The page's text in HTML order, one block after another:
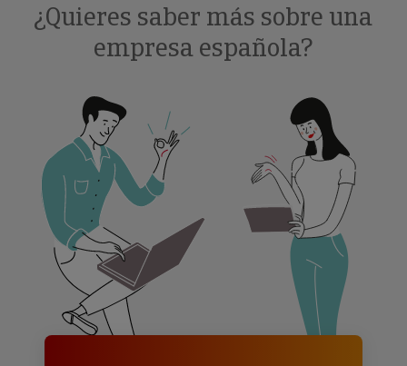
¿Quieres saber más sobre una
empresa española?